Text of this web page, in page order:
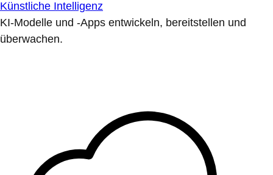
Künstliche Intelligenz
KI-Modelle und -Apps entwickeln, bereitstellen und
überwachen.